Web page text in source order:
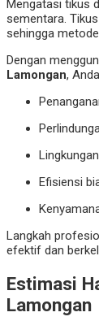
Mengatasi tikus
sementara.
sehingga
Dengan
Lamongan,
Efisiensi
Langkah
efektif dan
Estimasi
Lamongan